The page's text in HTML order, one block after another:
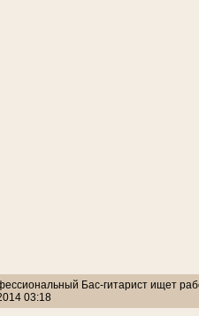
Бас-гитарист ищет
03:18